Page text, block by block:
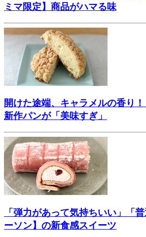
ミマ限定】商品がハマる味
開けた途端、キャラメルの香り
新作パンが「美味すぎ」
「弾力があって気持ちいい」「
ーソン】の新食感スイーツ